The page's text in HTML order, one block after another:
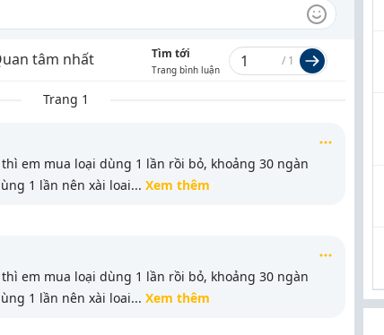
tâm nhất Tìm tới
Trang bình luận
/ 1
Trang 1
em mua loại dùng 1 lần rồi bỏ, khoảng 30 ngàn
1 lần nên xài loai... Xem thêm
em mua loại dùng 1 lần rồi bỏ, khoảng 30 ngàn
1 lần nên xài loai... Xem thêm